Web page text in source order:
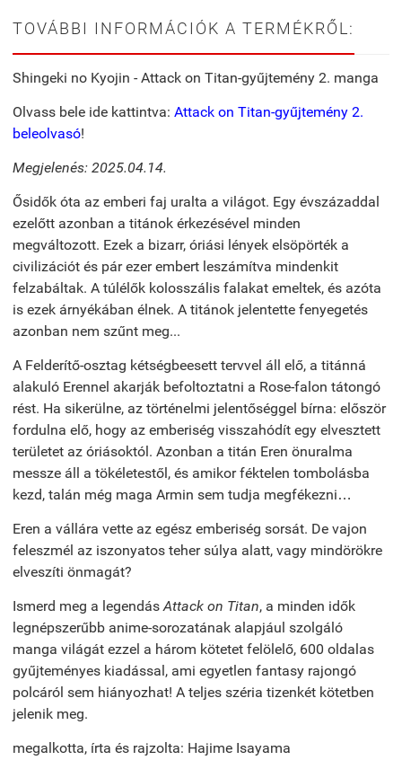
TOVÁBBI INFORMÁCIÓK A TERMÉKRŐL:
Shingeki no Kyojin - Attack on Titan-gyűjtemény 2. manga
Olvass bele ide kattintva: Attack on Titan-gyűjtemény 2.
beleolvasó!
Megjelenés: 2025.04.14.
Ősidők óta az emberi faj uralta a világot. Egy évszázaddal
ezelőtt azonban a titánok érkezésével minden
megváltozott. Ezek a bizarr, óriási lények elsöpörték a
civilizációt és pár ezer embert leszámítva mindenkit
felzabáltak. A túlélők kolosszális falakat emeltek, és azóta
is ezek árnyékában élnek. A titánok jelentette fenyegetés
azonban nem szűnt meg...
A Felderítő-osztag kétségbeesett tervvel áll elő, a titánná
alakuló Erennel akarják befoltoztatni a Rose-falon tátongó
rést. Ha sikerülne, az történelmi jelentőséggel bírna: először
fordulna elő, hogy az emberiség visszahódít egy elvesztett
területet az óriásoktól. Azonban a titán Eren önuralma
messze áll a tökéletestől, és amikor féktelen tombolásba
kezd, talán még maga Armin sem tudja megfékezni…
Eren a vállára vette az egész emberiség sorsát. De vajon
feleszmél az iszonyatos teher súlya alatt, vagy mindörökre
elveszíti önmagát?
Ismerd meg a legendásAttack on Titan, a minden idők
legnépszerűbb anime-sorozatának alapjául szolgáló
manga világát ezzel a három kötetet felölelő, 600 oldalas
gyűjteményes kiadással, ami egyetlen fantasy rajongó
polcáról sem hiányozhat! A teljes széria tizenkét kötetben
jelenik meg.
megalkotta, írta és rajzolta: Hajime Isayama